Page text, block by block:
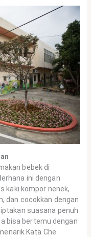
bebek di
ini dengan
kaki kompor nenek,
dan cocokkan dengan
suasana penuh
bisa bertemu dengan
Kata Che